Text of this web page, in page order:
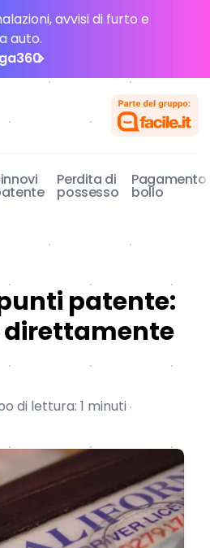
avvisi di furto e
auto.
Perdita di
possesso
Pagamento
bollo
patente:
di lettura: 1 minuti